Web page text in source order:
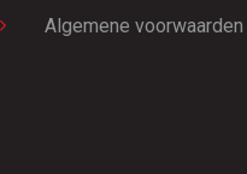
Algemene voorwaarden